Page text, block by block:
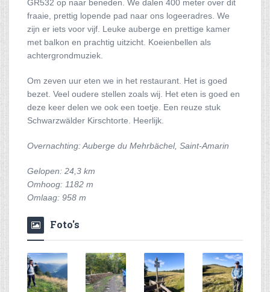
GR532 op naar beneden. We dalen 400 meter over dit
fraaie, prettig lopende pad naar ons logeeradres. We
zijn er iets voor vijf. Leuke auberge en prettige kamer
met balkon en prachtig uitzicht. Koeienbellen als
achtergrondmuziek.
Om zeven uur eten we in het restaurant. Het is goed
bezet. Veel oudere stellen zoals wij. Het eten is goed en
deze keer delen we ook een toetje. Een reuze stuk
Schwarzwälder Kirschtorte. Heerlijk.
Overnachting: Auberge du Mehrbächel, Saint-Amarin
Gelopen: 24,3 km
Omhoog: 1182 m
Omlaag: 958 m
Foto's